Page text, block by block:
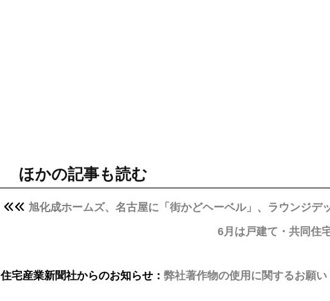
ほかの記事も読む
旭化成ホームズ、名古屋に「街かどヘーベル」、ラウンジデ
6月は戸建て・共同住
住宅産業新聞社からのお知らせ： 弊社著作物の使用に関するお願い